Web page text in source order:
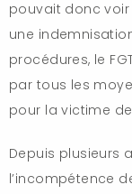
pouvait donc voir
une
procédures, le
par tous les
pour la victime
Depuis plusieurs
l’incompétence